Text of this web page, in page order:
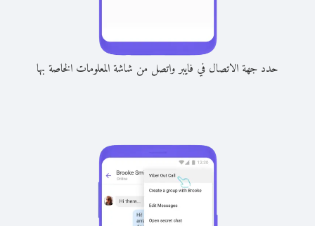
حدد جهة الاتصال في فايبر واتصل من شاشة المعلومات الخاصة بها